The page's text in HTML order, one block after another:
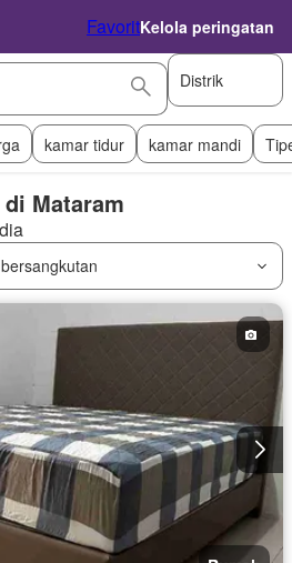
FavoritKelola peringatan
Distrik
kamar tidur kamar mandi
Mataram